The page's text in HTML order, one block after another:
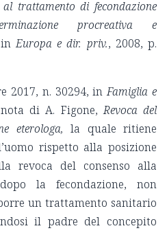
trattamento di fecondazione
procreativa e
Europa e dir. priv., 2008, p.
2017, n. 30294, inFamiglia e
nota di A. Figone,Revoca del
eterologa, la quale ritiene
rispetto alla posizione
revoca del consenso alla
la fecondazione, non
un trattamento sanitario
il padre del concepito